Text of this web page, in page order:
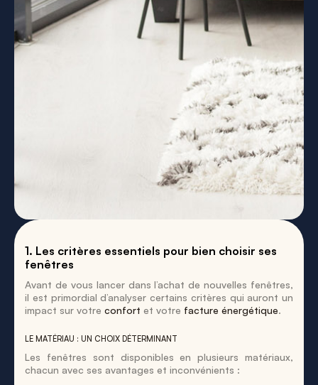
1. Les critères essentiels pour bien choisir ses
fenêtres
Avant de vous lancer dans l’achat de nouvelles fenêtres,
il est primordial d’analyser certains critères qui auront un
impact sur votre confort et votre facture énergétique.
LE MATÉRIAU : UN CHOIX DÉTERMINANT
Les fenêtres sont disponibles en plusieurs matériaux,
chacun avec ses avantages et inconvénients :